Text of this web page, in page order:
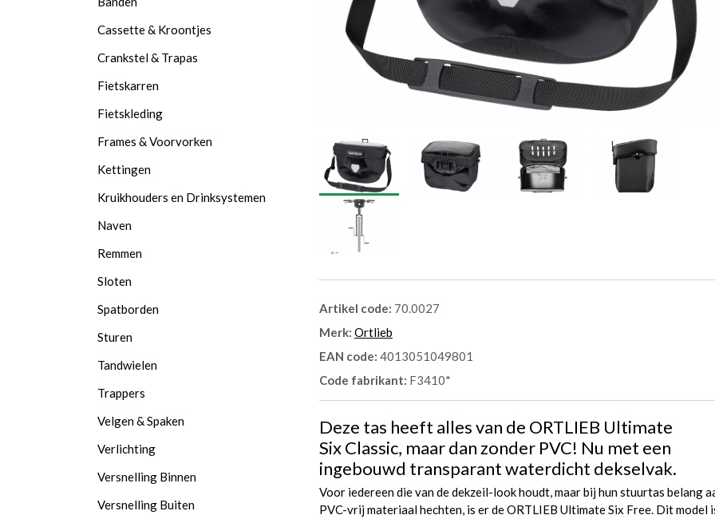
Artikel code: 70.0027
Merk: Ortlieb
EAN code: 4013051049801
Code fabrikant: F3410*
Deze tas heeft alles van de ORTLIEB Ultimate
Six Classic, maar dan zonder PVC! Nu met een
ingebouwd transparant waterdicht dekselvak.
Voor iedereen die van de dekzeil-look houdt, maar bij hun stuurtas belang
PVC-vrij materiaal hechten, is er de ORTLIEB Ultimate Six Free. Dit model
Cassette & Kroontjes
Crankstel & Trapas
Fietskarren
Fietskleding
Frames & Voorvorken
Kettingen
Kruikhouders en Drinksystemen
Naven
Remmen
Sloten
Spatborden
Sturen
Tandwielen
Trappers
Velgen & Spaken
Verlichting
Versnelling Binnen
Versnelling Buiten